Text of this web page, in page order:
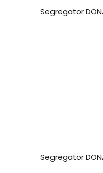
Segregator
Segregator